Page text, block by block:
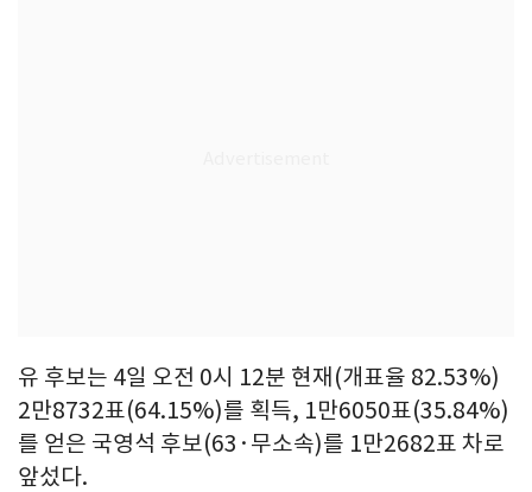
유 후보는 4일 오전 0시 12분 현재(개표율 82.53%)
2만8732표(64.15%)를 획득, 1만6050표(35.84%)
를 얻은 국영석 후보(63·무소속)를 1만2682표 차로
앞섰다.